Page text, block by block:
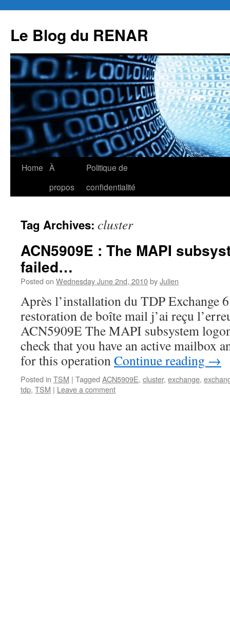
content
Le Blog du RENAR
Home À
propos
Politique de
confidentialité
Tag Archives: cluster
ACN5909E : The MAPI
failed…
Posted on Wednesday June 2nd, 2010byJulien
Après l’installation du TDP Exchange
restoration de boîte mail j’ai reçu
ACN5909E The MAPI subsystem
check that you have an active mailbox
for this operationContinue reading →
Posted in TSM | Tagged ACN5909E, cluster, exchange,
tdp, TSM | Leave a comment